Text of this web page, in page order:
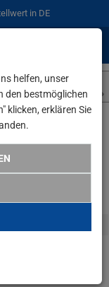
in DE
helfen, unser
den bestmöglichen
klicken, erklären Sie